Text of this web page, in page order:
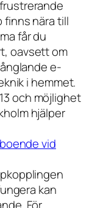
finns nära till
får du
oavsett om
e-
i hemmet.
och möjlighet
hjälper
vid
kan